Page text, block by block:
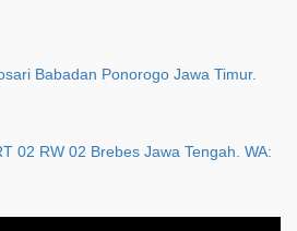
Babadan Ponorogo Jawa Timur.
02 RW 02 Brebes Jawa Tengah. WA: